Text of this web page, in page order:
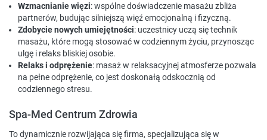
Wzmacnianie więzi: wspólne doświadczenie masażu zbliża
partnerów, budując silniejszą więź emocjonalną i fizyczną.
Zdobycie nowych umiejętności: uczestnicy uczą się technik
masażu, które mogą stosować w codziennym życiu, przynosząc
ulgę i relaks bliskiej osobie.
Relaks i odprężenie: masaż w relaksacyjnej atmosferze pozwala
na pełne odprężenie, co jest doskonałą odskocznią od
codziennego stresu.
Spa-Med Centrum Zdrowia
To dynamicznie rozwijająca się firma, specjalizująca się w